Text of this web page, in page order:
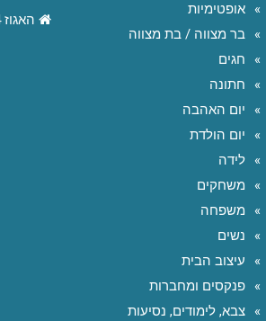
אופטימיות
בר מצווה / בת מצווה
חגים
חתונה
יום האהבה
יום הולדת
לידה
משחקים
משפחה
נשים
עיצוב הבית
פנקסים ומחברות
צבא, לימודים, נסיעות
האגוז 84 נוה ירק